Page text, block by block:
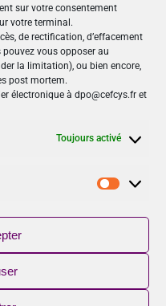
sur votre consentement
votre terminal.
de rectification, d’effacement
vous opposer au
la limitation), ou bien encore,
post mortem.
électronique à dpo@cefcys.fr et
Toujours activé